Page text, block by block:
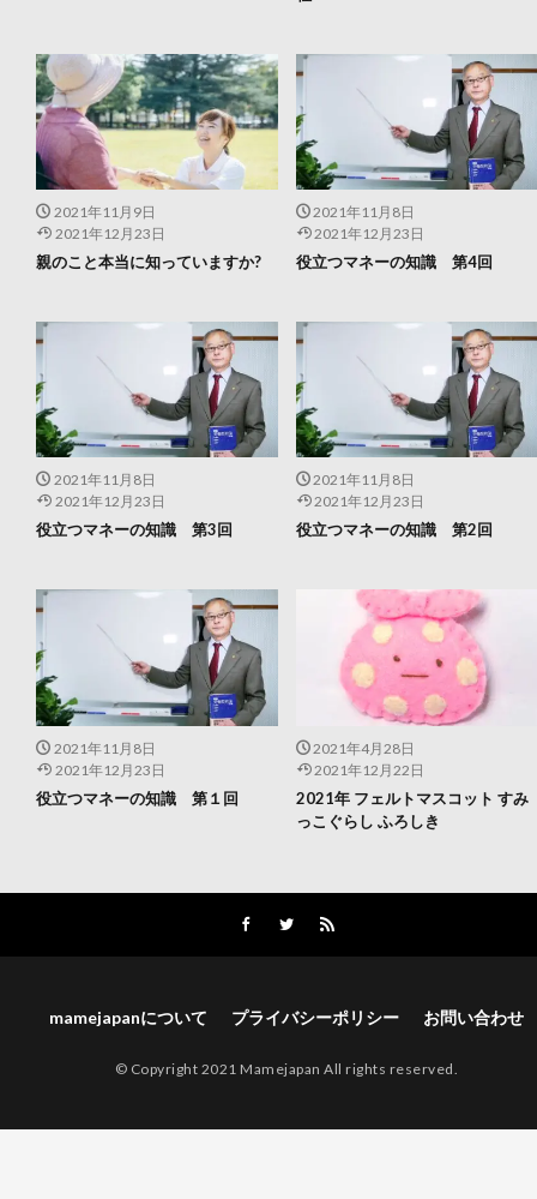
2021年11月9日
2021年12月23日
親のこと本当に知っていますか?
2021年11月8日
2021年12月23日
役立つマネーの知識 第4回
2021年11月8日
2021年12月23日
役立つマネーの知識 第3回
2021年11月8日
2021年12月23日
役立つマネーの知識 第2回
2021年11月8日
2021年12月23日
役立つマネーの知識 第１回
2021年4月28日
2021年12月22日
2021年 フェルトマスコット すみ
っこぐらし ふろしき
mamejapanについて プライバシーポリシー お問い合わせ
© Copyright 2021 Mamejapan All rights reserved.